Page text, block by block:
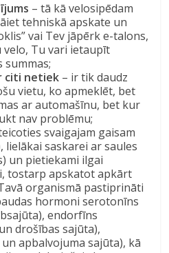
– tā kā velosipēdam
tehniskā apskate un
vai Tev jāpērk e-talons,
Tu vari ietaupīt
summas;
citi netiek – ir tik daudz
vietu, ko apmeklēt, bet
ar automašīnu, bet kur
nav problēmu;
svaigajam gaisam
lielākai saskarei ar saules
un pietiekami ilgai
tostarp apskatot apkārt
organismā pastiprināti
hormoni serotonīns
endorfīns
drošības sajūta),
apbalvojuma sajūta), kā